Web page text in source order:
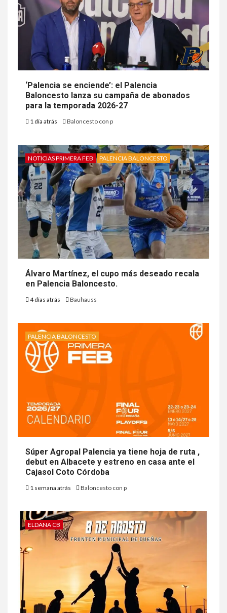
‘Palencia se enciende’: el Palencia
Baloncesto lanza su campaña de abonados
para la temporada 2026-27
1 día atrás Baloncesto con p
NOTICIAS PRIMERA FEB PALENCIA BALONCESTO
Álvaro Martínez, el cupo más deseado recala
en Palencia Baloncesto.
4 días atrás Bauhauss
PALENCIA BALONCESTO
Súper Agropal Palencia ya tiene hoja de ruta ,
debut en Albacete y estreno en casa ante el
Cajasol Coto Córdoba
1 semana atrás Baloncesto con p
ELDANA CB